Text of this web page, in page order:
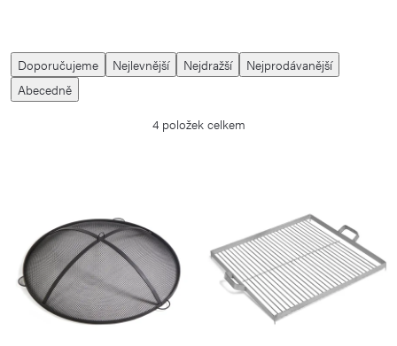
Ř
a
z
o
Doporučujeme Nejlevnější Nejdražší
Nejprodávanější
Abecedně
4položek celkem